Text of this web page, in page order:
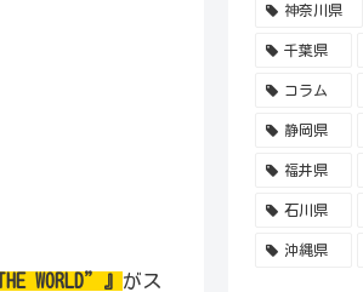
WORLD”』 がス
神奈川県
千葉県
コラム
静岡県
福井県
石川県
沖縄県